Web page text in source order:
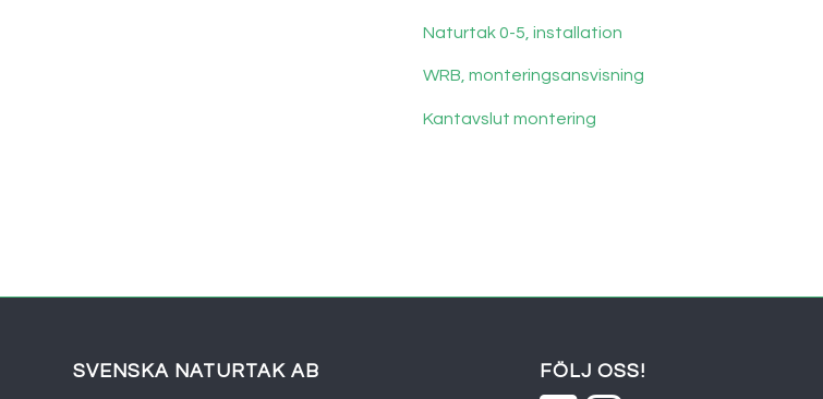
Naturtak 0-5, installation
WRB, monteringsansvisning
Kantavslut montering
SVENSKA NATURTAK AB FÖLJ OSS!